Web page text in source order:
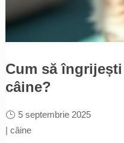
Cum să
câine?
5 septembrie 2025
| câine